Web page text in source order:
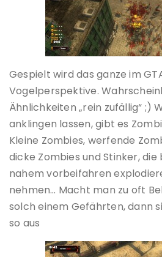
Gespielt wird das ganze im
Vogelperspektive.
Ähnlichkeiten „rein zufällig“ ;)
anklingen lassen, gibt es
Kleine Zombies, werfende
dicke Zombies und Stinker,
nahem vorbeifahren
nehmen… Macht man zu oft
solch einem Gefährten, dann
so aus